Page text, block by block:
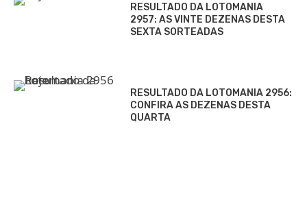
RESULTADO DA LOTOMANIA
2957: AS VINTE DEZENAS DESTA
SEXTA SORTEADAS
RESULTADO DA LOTOMANIA 2956:
CONFIRA AS DEZENAS DESTA
QUARTA